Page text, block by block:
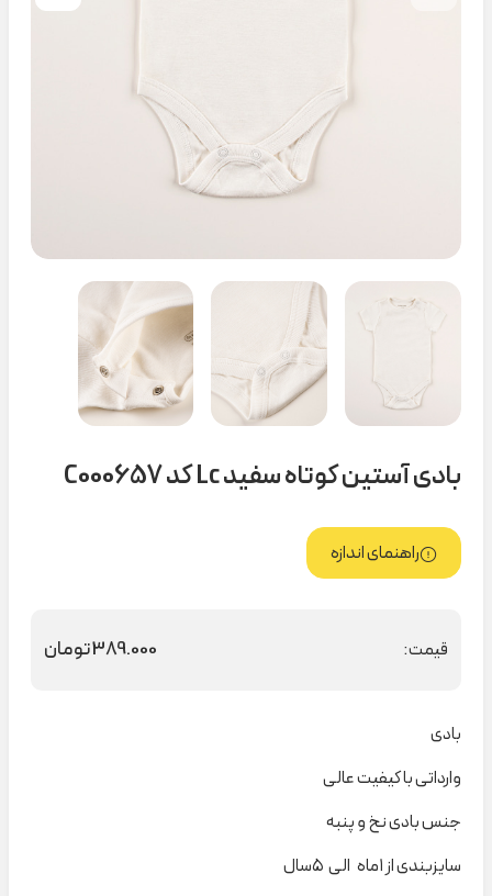
بادی آستین کوتاه سفید Lc کد C000657
راهنمای اندازه
قیمت: 389.000تومان
بادی
وارداتی با کیفیت عالی
جنس بادی نخ و پنبه
سایزبندی از ۱ماه الی ۵سال